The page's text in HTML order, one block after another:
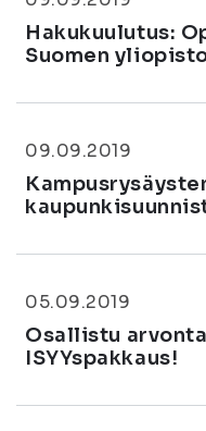
Hakukuulutus:
Suomen
09.09.2019
05.09.2019
Osallistu
ISYYspakkaus!